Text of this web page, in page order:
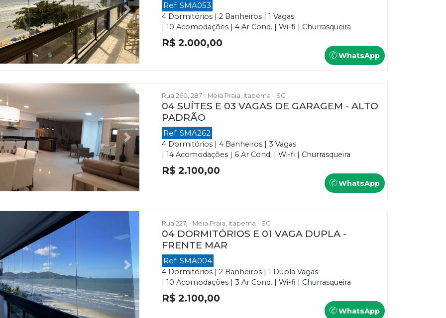
Next
Ref. SMA053
4 Dormitórios | 2 Banheiros | 1 Vagas
| 10 Acomodações | 4 Ar Cond. | Wi-fi | Churrasqueira
R$ 2.000,00
WhatsApp
Next
Rua 260, 287 - Meia Praia, Itapema - SC
04 SUÍTES E 03 VAGAS DE GARAGEM - ALTO
PADRÃO
Ref. SMA262
4 Dormitórios | 4 Banheiros | 3 Vagas
| 14 Acomodações | 6 Ar Cond. | Wi-fi | Churrasqueira
R$ 2.100,00
WhatsApp
Next
Rua 227, - Meia Praia, Itapema - SC
04 DORMITÓRIOS E 01 VAGA DUPLA -
FRENTE MAR
Ref. SMA004
4 Dormitórios | 2 Banheiros | 1 Dupla Vagas
| 10 Acomodações | 3 Ar Cond. | Wi-fi | Churrasqueira
R$ 2.100,00
WhatsApp